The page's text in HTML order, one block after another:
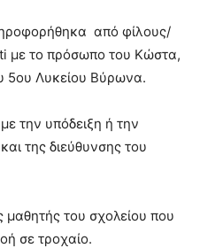
από φίλους/
με το πρόσωπο του Κώστα,
5ου Λυκείου Βύρωνα.
την υπόδειξη ή την
της διεύθυνσης του
του σχολείου που
σε τροχαίο.